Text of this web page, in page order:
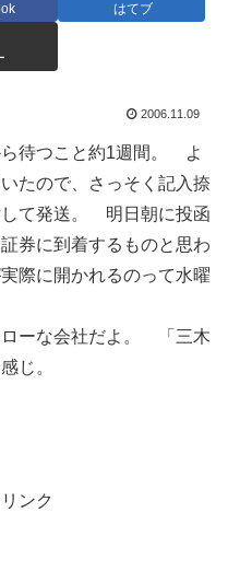
はてブ
2006.11.09
待つこと約1週間。 よ
たので、さっそく記入捺
して発送。 明日朝に投函
券に到着するものと思わ
際に開かれるのって水曜
ローな会社だよ。 「三木
じ。
ンク